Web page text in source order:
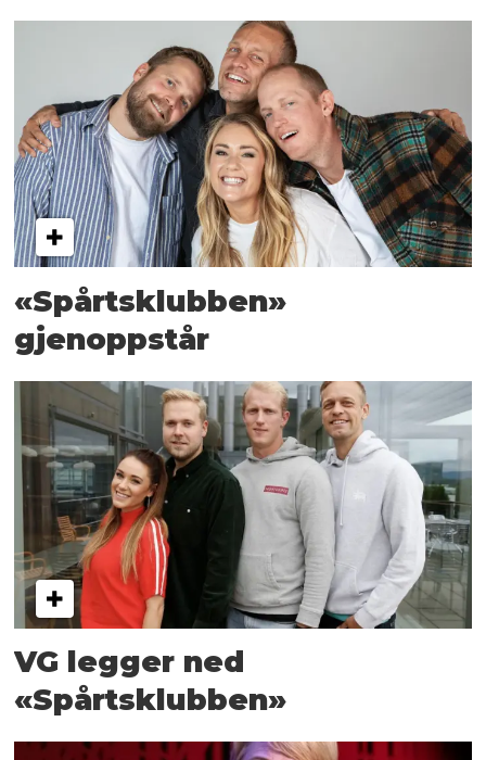
«Spårtsklubben»
gjenoppstår
VG legger ned
«Spårtsklubben»